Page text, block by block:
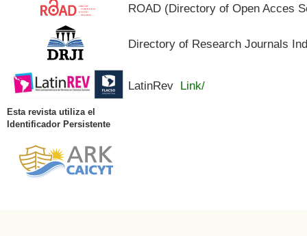
ROAD (Directory of Open Acces
Directory of Research Journals
LatinRev Link/
Esta revista utiliza el
Identificador Persistente